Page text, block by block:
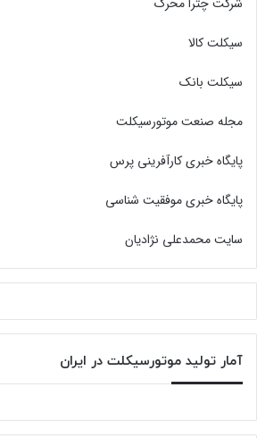
سیکلت کالا
سیکلت بانک
مجله صنعت موتورسیکلت
پایگاه خبری کارآفرینی پرس
پایگاه خبری موفقیت شناسی
سایت محمدعلی نژادیان
آمار تولید موتورسیکلت در ایران